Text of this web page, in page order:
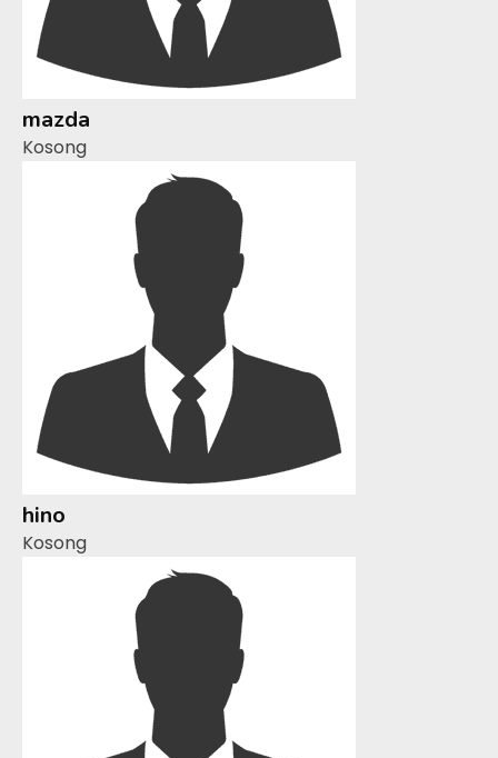
mazda
Kosong
hino
Kosong